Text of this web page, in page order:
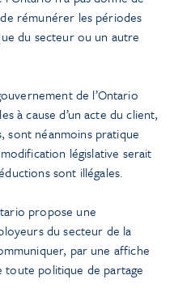
rémunérer les périodes
du secteur ou un autre
de l’Ontario
à cause d’un acte du client,
sont néanmoins pratique
législative serait
sont illégales.
propose une
du secteur de la
par une affiche
toute politique de partage